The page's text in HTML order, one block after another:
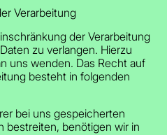
Verarbeitung
der Verarbeitung
zu verlangen. Hierzu
uns wenden. Das Recht auf
besteht in folgenden
bei uns gespeicherten
bestreiten, benötigen wir in